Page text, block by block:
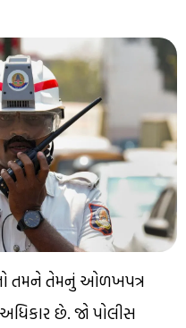
તો તમને તેમનું ઓળખપત્ર
છે. જો પોલીસ